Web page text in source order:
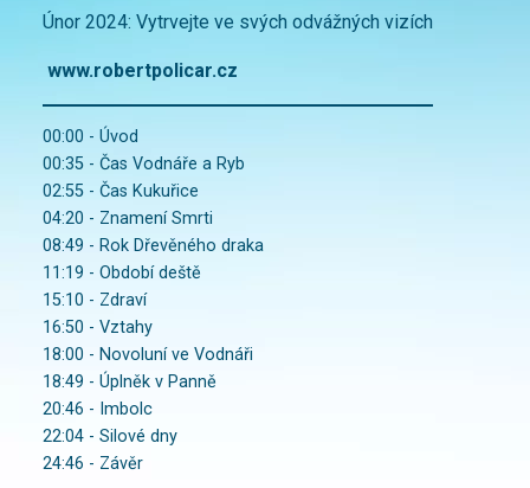
Únor 2024: Vytrvejte ve svých odvážných vizích
www.robertpolicar.cz
00:00 - Úvod
00:35 - Čas Vodnáře a Ryb
02:55 - Čas Kukuřice
04:20 - Znamení Smrti
08:49 - Rok Dřevěného draka
11:19 - Období deště
15:10 - Zdraví
16:50 - Vztahy
18:00 - Novoluní ve Vodnáři
18:49 - Úplněk v Panně
20:46 - Imbolc
22:04 - Silové dny
24:46 - Závěr